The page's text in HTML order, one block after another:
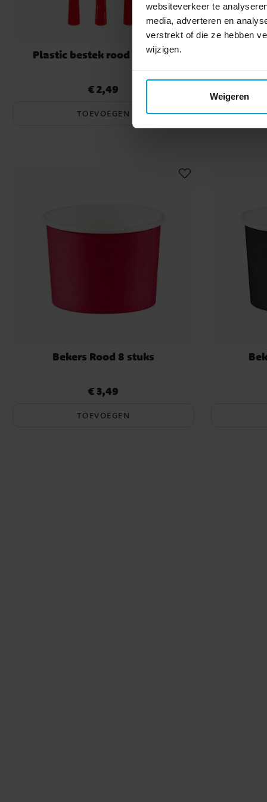
websiteverkeer te
media, adverteren en
verstrekt of die ze hebben
wijzigen.
Weigeren
Plastic bestek rood 18 stuks
Prijs:€ 2,49
€ 2,49
TOEVOEGEN
Bekers Rood 8 stuks
Prijs:€ 3,49
€ 3,49
TOEVOEGEN